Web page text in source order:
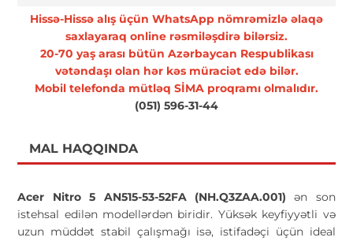
Hissə-Hissə alış üçün WhatsApp nömrəmizlə əlaqə
saxlayaraq online rəsmiləşdirə bilərsiz.
20-70 yaş arası bütün Azərbaycan Respublikası
vətəndaşı olan hər kəs müraciət edə bilər.
Mobil telefonda mütləq SİMA proqramı olmalıdır.
(051) 596-31-44
MAL HAQQINDA
Acer Nitro 5 AN515-53-52FA (NH.Q3ZAA.001)ən son
istehsal edilən modellərdən biridir. Yüksək keyfiyyətli və
uzun müddət stabil çalışmağı isə, istifadəçi üçün ideal